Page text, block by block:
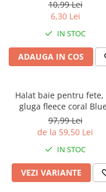
10,99 Lei
6,30 Lei
IN STOC
ADAUGA IN COS
Halat baie pentru fete,
gluga fleece coral
97,99 Lei
de la 59,50 Lei
IN STOC
VEZI VARIANTE